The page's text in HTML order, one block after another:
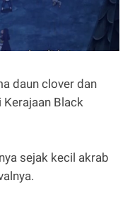
daun clover dan
Black
sejak kecil akrab